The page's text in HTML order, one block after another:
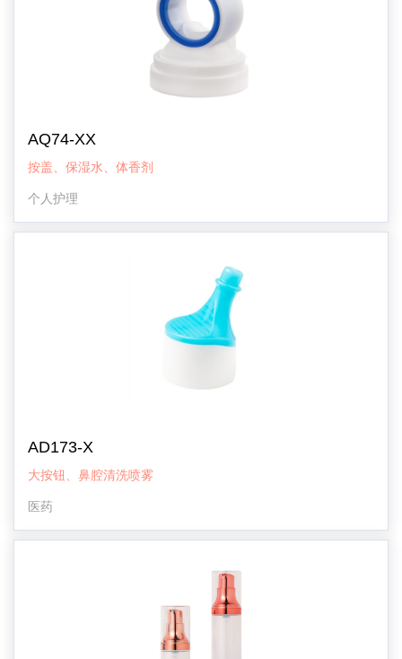
AQ74-XX
按盖、保湿水、体香剂
个人护理
AD173-X
大按钮、鼻腔清洗喷雾
医药